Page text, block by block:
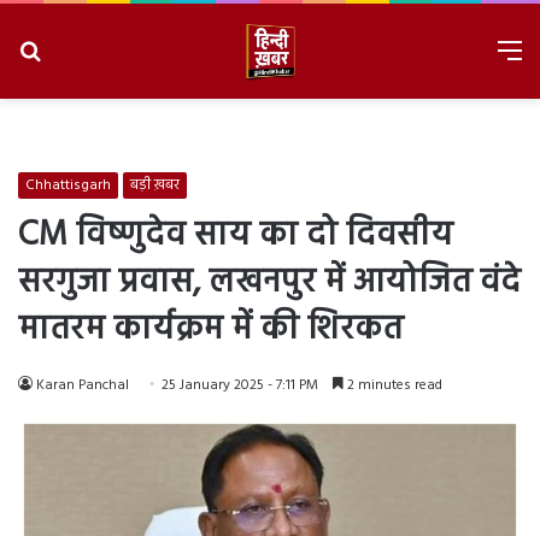
Chhattisgarh बड़ी ख़बर
CM विष्णुदेव साय का दो दिवसीय
सरगुजा प्रवास, लखनपुर में आयोजित वंदे
मातरम कार्यक्रम में की शिरकत
Karan Panchal 25 January 2025 - 7:11 PM 2 minutes read